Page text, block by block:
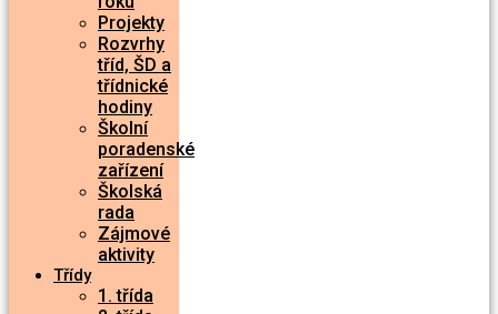
Projekty
Rozvrhy
tříd, ŠD a
třídnické
hodiny
Školní
poradenské
zařízení
Školská
rada
Zájmové
aktivity
Třídy
1. třída